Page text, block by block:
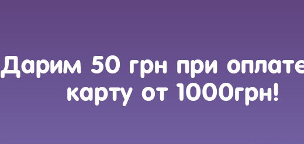
Дарим 50 грн при
карту от 1000грн!